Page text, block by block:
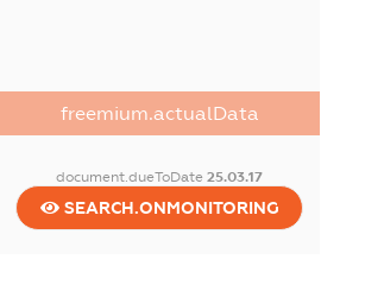
freemium.actualData
document.dueToDate25.03.17
SEARCH.ONMONITORING